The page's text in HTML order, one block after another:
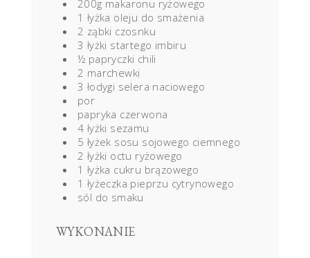
200g makaronu ryżowego
1 łyżka oleju do smażenia
2 ząbki czosnku
3 łyżki startego imbiru
½ papryczki chili
2 marchewki
3 łodygi selera naciowego
por
papryka czerwona
4 łyżki sezamu
5 łyżek sosu sojowego ciemnego
2 łyżki octu ryżowego
1 łyżka cukru brązowego
1 łyżeczka pieprzu cytrynowego
sól do smaku
WYKONANIE